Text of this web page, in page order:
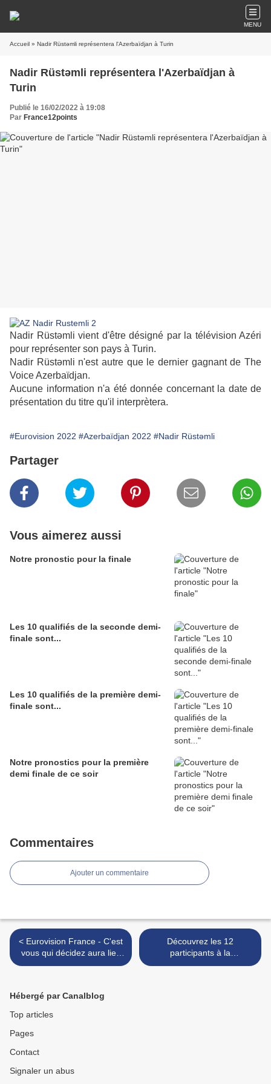
MENU
Accueil » Nadir Rüstəmli représentera l'Azerbaïdjan à Turin
Nadir Rüstəmli représentera l'Azerbaïdjan à
Turin
Publié le 16/02/2022 à 19:08
Par France12points
Nadir Rüstəmli vient d'être désigné par la télévision Azéri
pour représenter son pays à Turin.
Nadir Rüstəmli n'est autre que le dernier gagnant de The
Voice Azerbaïdjan.
Aucune information n'a été donnée concernant la date de
présentation du titre qu'il interprètera.
#Eurovision 2022 #Azerbaïdjan 2022 #Nadir Rüstəmli
Partager
Vous aimerez aussi
Notre pronostic pour la finale
Les 10 qualifiés de la seconde demi-
finale sont...
Les 10 qualifiés de la première demi-
finale sont...
Notre pronostics pour la première
demi finale de ce soir
Commentaires
Ajouter un commentaire
< Eurovision France - C'est
vous qui décidez aura lieu
le 05 mars
Découvrez les 12
participants à la
présélection française et
Hébergé par Canalblog
Top articles
Pages
Contact
Signaler un abus